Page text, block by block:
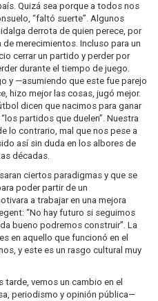
Quizá sea porque a todos nos
“faltó suerte”. Algunos
derrota de quien perece, por
merecimientos. Incluso para un
cerrar un partido y perder por
durante el tiempo de juego.
y —asumiendo que este fue parejo
hizo mejor las cosas, jugó mejor.
dicen que nacimos para ganar
partidos que duelen”. Nuestra
lo contrario, mal que nos pese a
así sin duda en los albores de
décadas.
ciertos paradigmas y que se
poder partir de un
a trabajar en una mejora
“No hay futuro si seguimos
bueno podremos construir”. La
en aquello que funcionó en el
y este es un rasgo cultural muy
tarde, vemos un cambio en el
periodismo y opinión pública—